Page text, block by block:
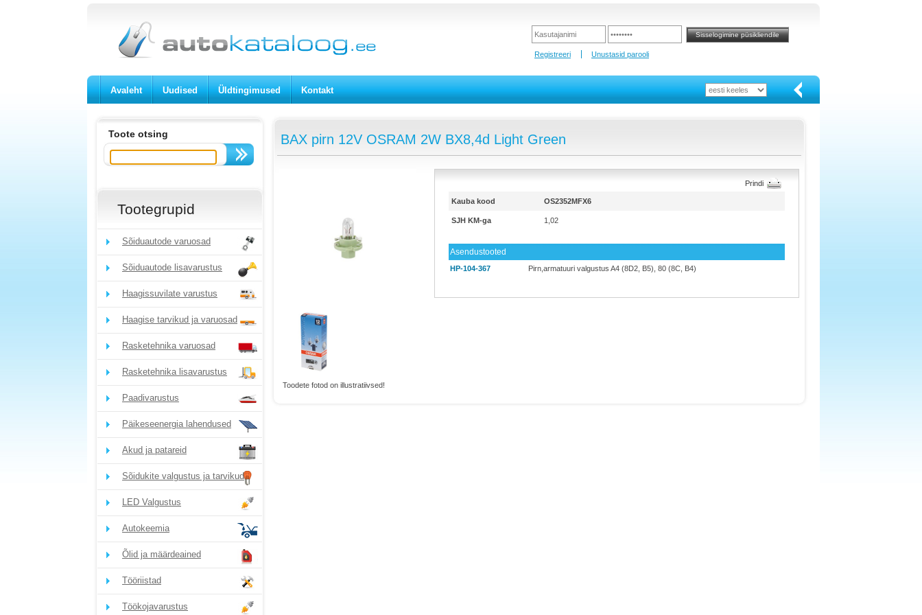
Registreeri Unustasid parooli
Avaleht Uudised Üldtingimused Kontakt
Toote otsing
Tootegrupid
Sõiduautode varuosad
Sõiduautode lisavarustus
Haagissuvilate varustus
Haagise tarvikud ja varuosad
Rasketehnika varuosad
Rasketehnika lisavarustus
Paadivarustus
Päikeseenergia lahendused
Akud ja patareid
Sõidukite valgustus ja tarvikud
LED Valgustus
Autokeemia
Õlid ja määrdeained
Tööriistad
Töökojavarustus
BAX pirn 12V OSRAM 2W BX8,4d Light Green
Toodete fotod on illustratiivsed!
Prindi
Kauba kood OS2352MFX6
SJH KM-ga 1,02
Asendustooted
HP-104-367 Pirn,armatuuri valgustus A4 (8D2, B5), 80 (8C, B4)